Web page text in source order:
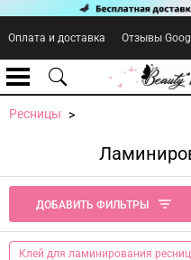
Оплата и доставка Отзывы
Ресницы
ДОБАВИТЬ ФИЛЬТРЫ
Клей для ламинирования ресниц